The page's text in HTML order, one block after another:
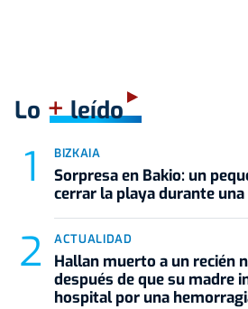
Lo +leído
BIZKAIA
Sorpresa en Bakio: un
cerrar la playa durante
ACTUALIDAD
Hallan muerto a un recién
después de que su madre
hospital por una